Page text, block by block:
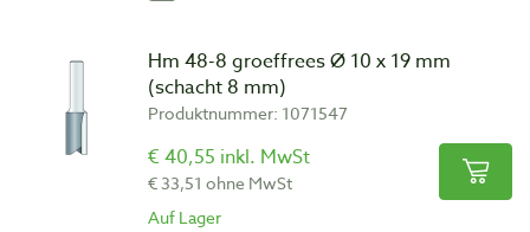
Hm 48-8 groeffrees Ø 10 x 19 mm
(schacht 8 mm)
Produktnummer: 1071547
€ 40,55 inkl. MwSt
€ 33,51 ohne MwSt
Auf Lager